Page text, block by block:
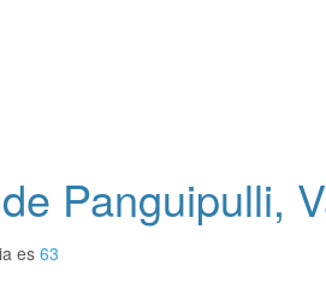
Panguipulli,
es 63